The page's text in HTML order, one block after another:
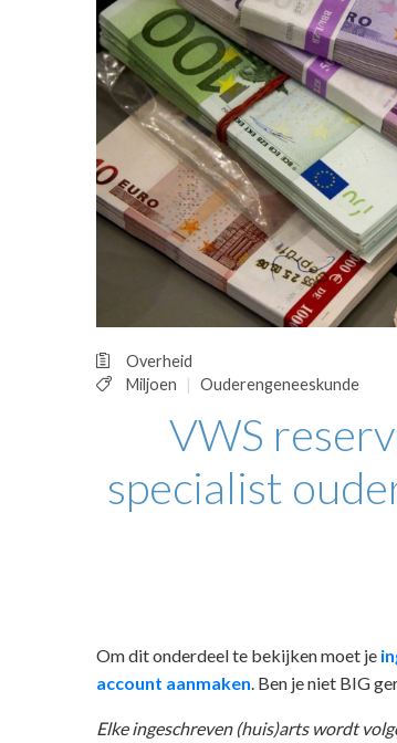
Overheid
Miljoen
Ouderengeneeskunde
VWS
specialist
Om dit onderdeel te bekijken moet je
account aanmaken . Ben je niet BIG
Elke ingeschreven (huis)arts wordt